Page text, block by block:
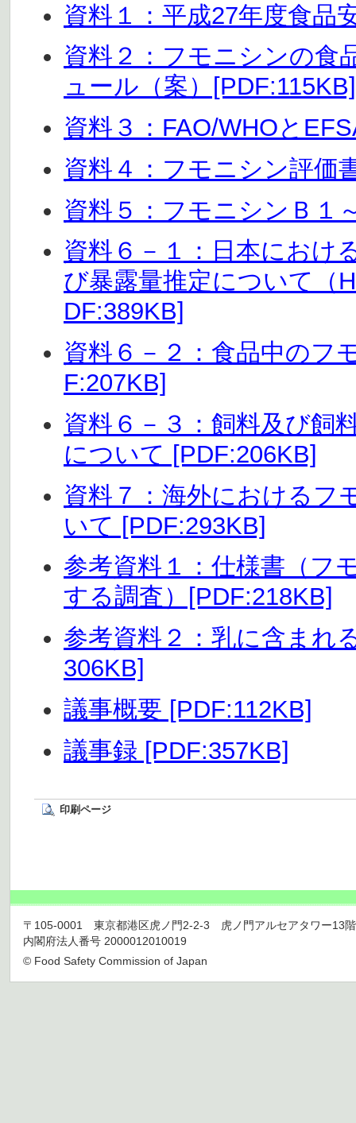
資料１：平成27年度食品
資料２：フモニシンの食
ュール（案）[PDF:115KB]
資料３：FAO/WHOと
資料４：フモニシン評価
資料５：フモニシンＢ１
資料６－１：日本におけ
び暴露量推定について（
DF:389KB]
資料６－２：食品中のフ
F:207KB]
資料６－３：飼料及び飼
について [PDF:206KB]
資料７：海外におけるフ
いて [PDF:293KB]
参考資料１：仕様書（フ
する調査）[PDF:218KB]
参考資料２：乳に含まれ
306KB]
議事概要 [PDF:112KB]
議事録 [PDF:357KB]
印刷ページ
〒105-0001 東京都港区虎ノ門2-2-3 虎ノ門アルセアタワー13
内閣府法人番号 2000012010019
© Food Safety Commission of Japan